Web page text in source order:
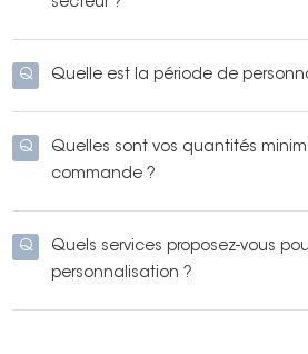
secteur ?
Q Quelle est la période de
Q
Quelles sont vos quantités
commande ?
Q
Quels services proposez-vous
personnalisation ?